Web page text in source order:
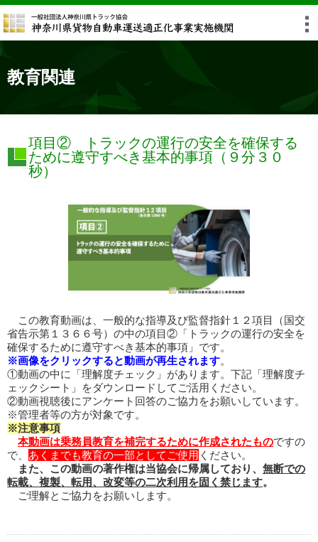
教育関連
項目② トラックの運行の安全を確保する
ために遵守すべき基本的事項（９分３０
秒）
この教育動画は、一般的な指導及び監督指針１２項目（国交
省告示第１３６６号）の中の項目②「トラックの運行の安全を
確保するために遵守すべき基本的事項」です。
※画像をクリックすると動画が再生されます。
①動画の中に「理解度チェック」があります。下記「理解度チ
ェックシート」をダウンロードしてご活用ください。
②動画視聴後にアンケート回答のご協力をお願いしています。
※管理者等の方が対象です。
※注意事項
本動画は乗務員教育を補完するために作成されたものですの
で、 あくまでも教育の一部としてご使用 ください。
また、この動画の著作権は当協会に帰属しており、 無断での
転載、複製、転用、改変等の二次利用を固く禁じます。
ご理解とご協力をお願いします。